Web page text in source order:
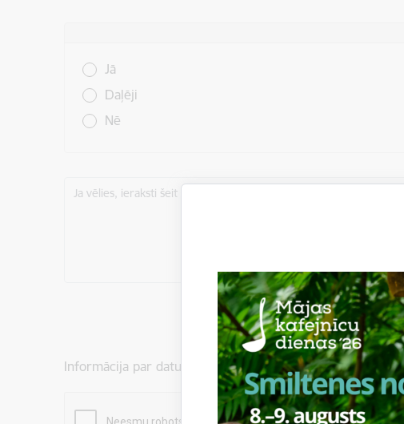
Jā
Daļēji
Nē
Ja vēlies, ieraksti šeit komentāru
Informācija par datu apstrādi ir atrodama sadaļā: